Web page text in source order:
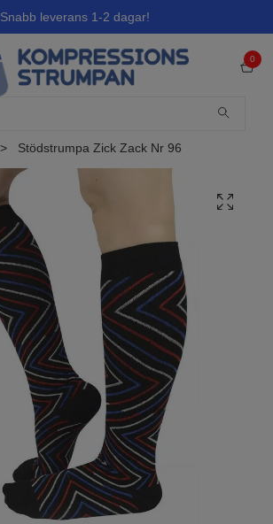
Snabb leverans 1-2 dagar!
0
Stödstrumpa Zick Zack Nr 96